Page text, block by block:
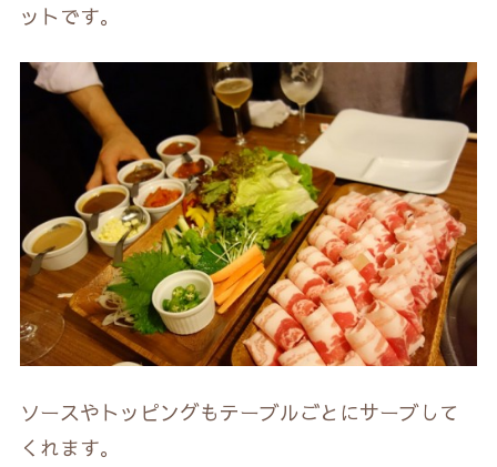
ットです。
ソースやトッピングもテーブルごとにサーブして
くれます。